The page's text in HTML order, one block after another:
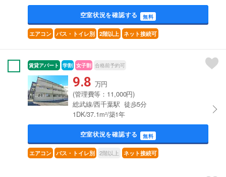
空室状況を確認する 無料
エアコン バス・トイレ別 2階以上 ネット接続可
賃貸アパート 学割 女子割 合格前予約可
9.8 万円
(管理費等：11,000円)
総武線/西千葉駅 徒歩5分
1DK/37.1m²/築1年
空室状況を確認する 無料
エアコン バス・トイレ別 2階以上 ネット接続可